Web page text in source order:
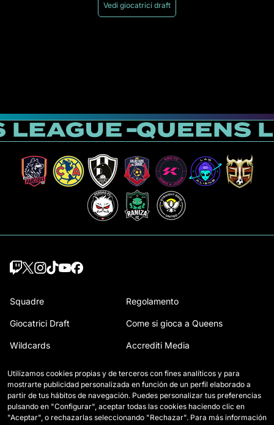
Vedi giocatrici draft
Squadre
Giocatrici Draft
Wildcards
Classifica
Statistiche
Regolamento
Come si gioca a Queens
Accrediti Media
Lavora con noi
Utilizamos cookies propias y de terceros con fines analíticos y para
mostrarte publicidad personalizada en función de un perfil elaborado a
partir de tus hábitos de navegación. Puedes personalizar tus preferencias
pulsando en "Configurar", aceptar todas las cookies haciendo clic en
"Aceptar", o rechazarlas seleccionando "Rechazar". Para más información